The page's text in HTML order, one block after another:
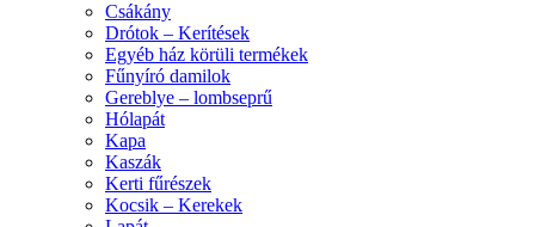
Csákány
Drótok – Kerítések
Egyéb ház körüli termékek
Fűnyíró damilok
Gereblye – lombseprű
Hólapát
Kapa
Kaszák
Kerti fűrészek
Kocsik – Kerekek